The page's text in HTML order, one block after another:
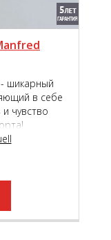
шикарный
в себе
чувство